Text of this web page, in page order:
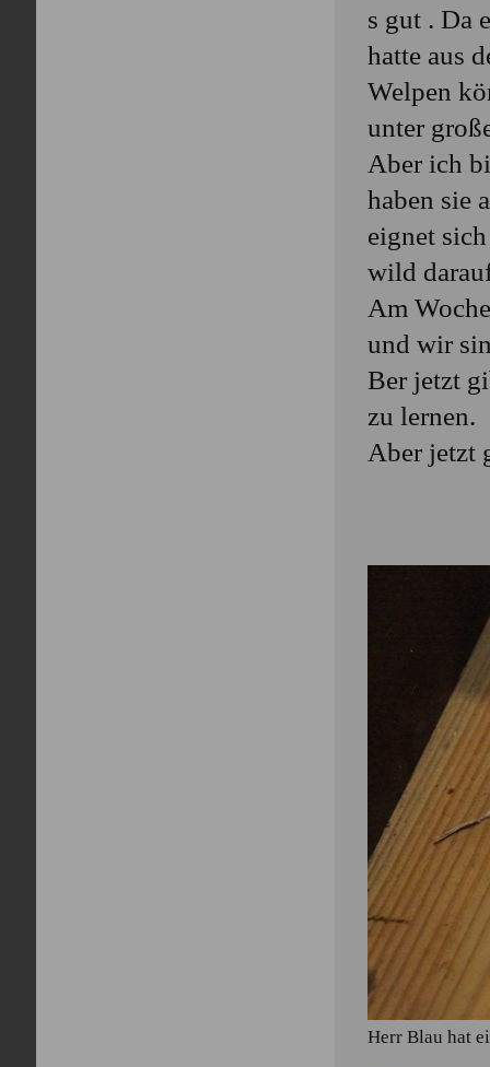
s gut . Da
hatte aus
Welpen
unter
Aber ich
haben sie
eignet
wild
Am
und wir
Ber jetzt
zu lernen.
Aber jetzt
Herr Blau hat